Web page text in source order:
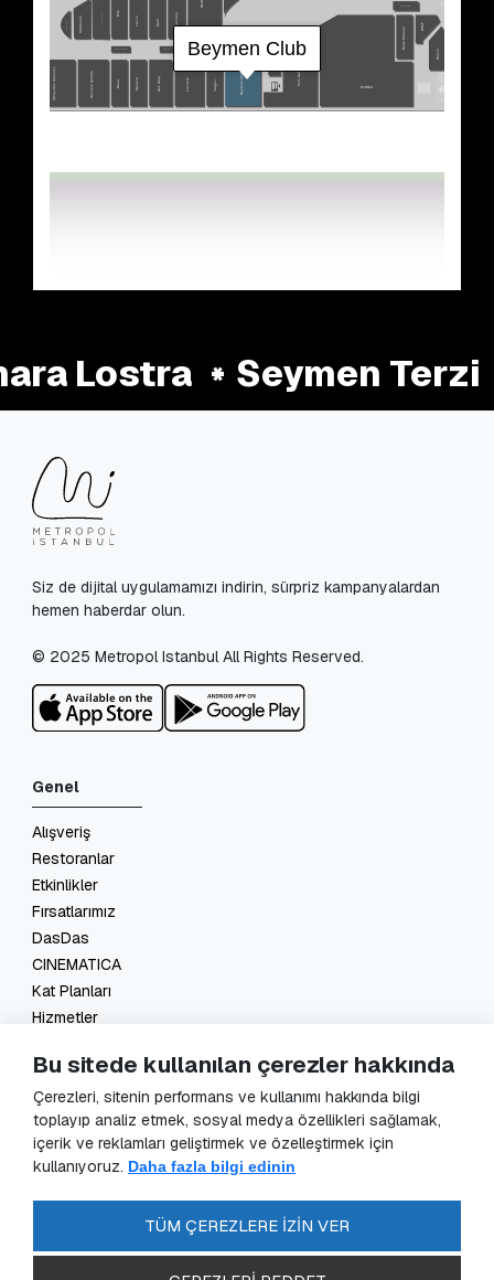
Lostra Seymen Terzi
Siz de dijital uygulamamızı indirin, sürpriz kampanyalardan
hemen haberdar olun.
© 2025 Metropol Istanbul All Rights Reserved.
Genel
Alışveriş
Restoranlar
Etkinlikler
Fırsatlarımız
DasDas
CINEMATICA
Kat Planları
Hizmetler
KVKK Başvuru
KVKK Aydınlatma Metni
Veri Sorumlusu Başvuru Formu
Güvenlik Kameraları Aydınlatma Metni
SSS
Bu sitede kullanılan çerezler hakkında
Çerezleri, sitenin performans ve kullanımı hakkında bilgi
toplayıp analiz etmek, sosyal medya özellikleri sağlamak,
içerik ve reklamları geliştirmek ve özelleştirmek için
kullanıyoruz. Daha fazla bilgi edinin
TÜM ÇEREZLERE İZİN VER